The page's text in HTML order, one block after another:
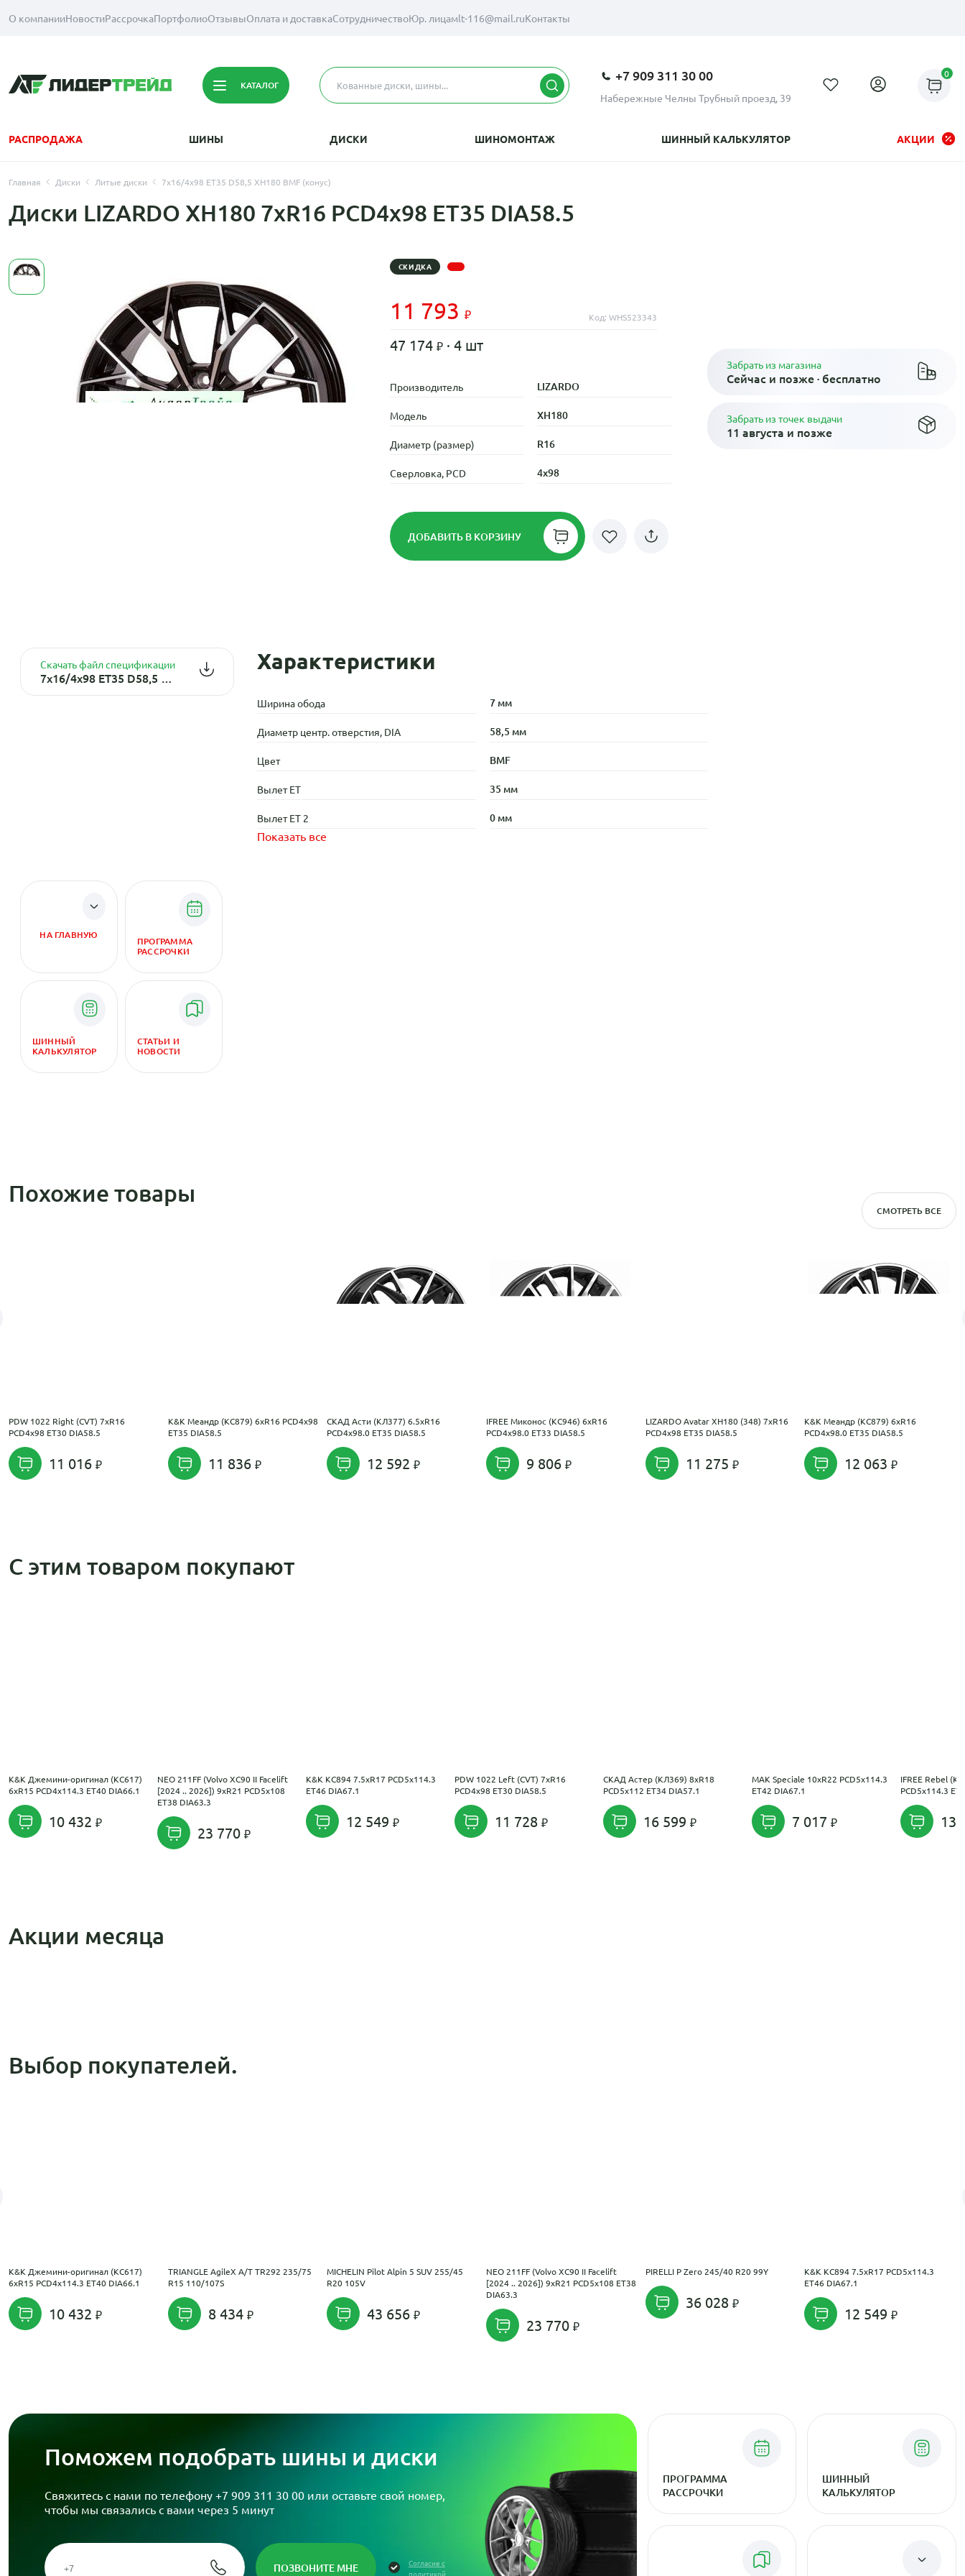
О компанииНовостиРассрочкаПортфолиоОтзывыОплата и доставкаСотрудничествоЮр. лицамlt-116@mail.ruКонтакты
КАТАЛОГ
+7 909 311 30 00
Набережные Челны Трубный проезд, 39
0
РАСПРОДАЖА ШИНЫ ДИСКИ ШИНОМОНТАЖ ШИННЫЙ КАЛЬКУЛЯТОР АКЦИИ
Главная Диски Литые диски 7x16/4x98 ET35 D58,5 XH180 BMF (конус)
Диски LIZARDO XH180 7xR16 PCD4x98 ET35 DIA58.5
СКИДКА
11 793 Код: WHS523343
47 174 · 4 шт
Производитель LIZARDO
Модель XH180
Диаметр (размер) R16
Сверловка, PCD 4x98
ДОБАВИТЬ В КОРЗИНУ
Забрать из магазина
Сейчас и позже · бесплатно
Забрать из точек выдачи
11 августа и позже
Скачать файл спецификации
7x16/4x98 ET35 D58,5 XH180 BMF (конус)
Характеристики
Ширина обода 7 мм
Диаметр центр. отверстия, DIA 58,5 мм
Цвет BMF
Вылет ET 35 мм
Вылет ET 2 0 мм
Показать все
НА ГЛАВНУЮ
ПРОГРАММА
РАССРОЧКИ
ШИННЫЙ
КАЛЬКУЛЯТОР
СТАТЬИ И
НОВОСТИ
Похожие товары
СМОТРЕТЬ ВСЕ
PDW 1022 Right (CVT) 7xR16
PCD4x98 ET30 DIA58.5
11 016
K&K Меандр (КС879) 6xR16 PCD4x98
ET35 DIA58.5
11 836
СКАД Асти (КЛ377) 6.5xR16
PCD4x98.0 ET35 DIA58.5
12 592
IFREE Миконос (КС946) 6xR16
PCD4x98.0 ET33 DIA58.5
9 806
LIZARDO Avatar XH180 (348) 7xR16
PCD4x98 ET35 DIA58.5
11 275
K&K Меандр (КС879) 6xR16
PCD4x98.0 ET35 DIA58.5
12 063
С этим товаром покупают
K&K Джемини-оригинал (КС617)
6xR15 PCD4x114.3 ET40 DIA66.1
10 432
NEO 211FF (Volvo XC90 II Facelift
[2024 .. 2026]) 9xR21 PCD5x108
ET38 DIA63.3
23 770
K&K КС894 7.5xR17 PCD5x114.3
ET46 DIA67.1
12 549
PDW 1022 Left (CVT) 7xR16
PCD4x98 ET30 DIA58.5
11 728
СКАД Астер (КЛ369) 8xR18
PCD5x112 ET34 DIA57.1
16 599
MAK Speciale 10xR22 PCD5x114.3
ET42 DIA67.1
7 017
IFREE Rebel
PCD5x114.3
13
Акции месяца
Выбор покупателей.
K&K Джемини-оригинал (КС617)
6xR15 PCD4x114.3 ET40 DIA66.1
10 432
TRIANGLE AgileX A/T TR292 235/75
R15 110/107S
8 434
MICHELIN Pilot Alpin 5 SUV 255/45
R20 105V
43 656
NEO 211FF (Volvo XC90 II Facelift
[2024 .. 2026]) 9xR21 PCD5x108 ET38
DIA63.3
23 770
PIRELLI P Zero 245/40 R20 99Y
36 028
K&K КС894 7.5xR17 PCD5x114.3
ET46 DIA67.1
12 549
Поможем подобрать шины и диски
Свяжитесь с нами по телефону +7 909 311 30 00 или оставьте свой номер,
чтобы мы связались с вами через 5 минут
Согласие с
политикой
ПРОГРАММА
РАССРОЧКИ
ШИННЫЙ
КАЛЬКУЛЯТОР